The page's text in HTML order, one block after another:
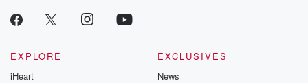
EXPLORE
iHeart
EXCLUSIVES
News